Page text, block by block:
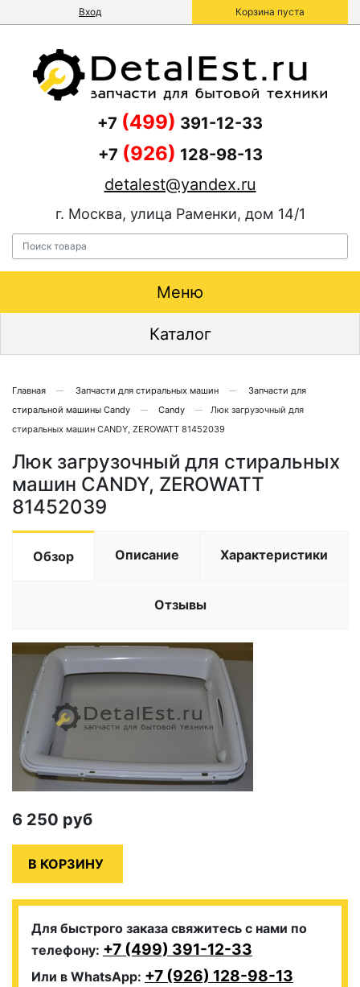
Вход Корзина пуста
+7 (499) 391-12-33
+7 (926) 128-98-13
detalest@yandex.ru
г. Москва, улица Раменки, дом 14/1
Меню
Каталог
Главная Запчасти для стиральных машин
Запчасти для
стиральной машины Candy
Candy
Люк загрузочный для
стиральных машин CANDY, ZEROWATT 81452039
Люк загрузочный для стиральных
машин CANDY, ZEROWATT
81452039
Обзор Описание Характеристики
Отзывы
6 250 руб
Для быстрого заказа свяжитесь с нами по
телефону: +7 (499) 391-12-33
Или в WhatsApp: +7 (926) 128-98-13